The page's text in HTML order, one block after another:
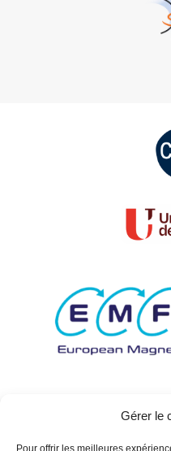
Gérer le
Pour offrir les meilleures